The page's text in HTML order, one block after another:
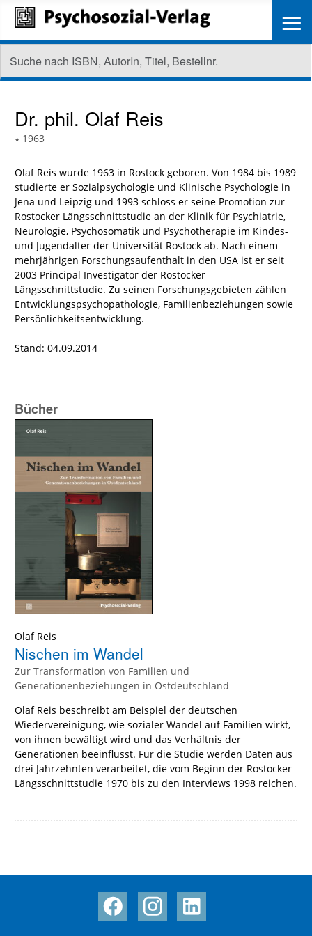
Dr. phil. Olaf Reis
∗ 1963
Olaf Reis wurde 1963 in Rostock geboren. Von 1984 bis 1989
studierte er Sozialpsychologie und Klinische Psychologie in
Jena und Leipzig und 1993 schloss er seine Promotion zur
Rostocker Längsschnittstudie an der Klinik für Psychiatrie,
Neurologie, Psychosomatik und Psychotherapie im Kindes-
und Jugendalter der Universität Rostock ab. Nach einem
mehrjährigen Forschungsaufenthalt in den USA ist er seit
2003 Principal Investigator der Rostocker
Längsschnittstudie. Zu seinen Forschungsgebieten zählen
Entwicklungspsychopathologie, Familienbeziehungen sowie
Persönlichkeitsentwicklung.
Stand: 04.09.2014
Bücher
Olaf Reis
Nischen im Wandel
Zur Transformation von Familien und
Generationenbeziehungen in Ostdeutschland
Olaf Reis beschreibt am Beispiel der deutschen
Wiedervereinigung, wie sozialer Wandel auf Familien wirkt,
von ihnen bewältigt wird und das Verhältnis der
Generationen beeinflusst. Für die Studie werden Daten aus
drei Jahrzehnten verarbeitet, die vom Beginn der Rostocker
Längsschnittstudie 1970 bis zu den Interviews 1998 reichen.
≡